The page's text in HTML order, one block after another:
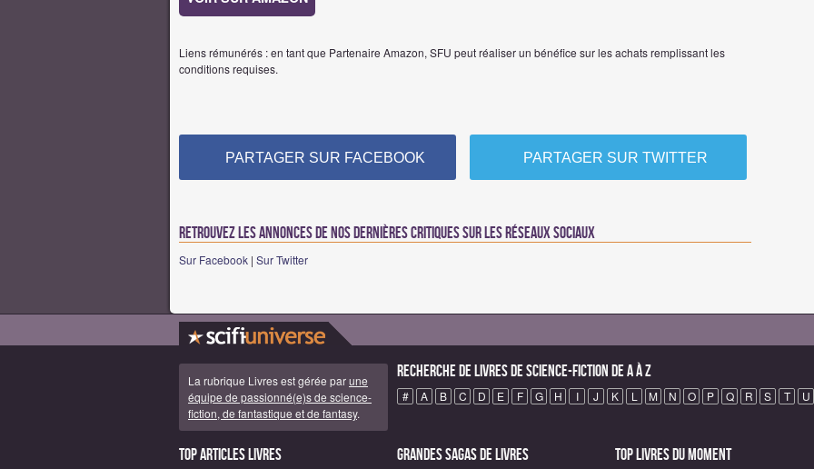
Liens rémunérés : en tant que Partenaire Amazon, SFU peut réaliser un bénéfice sur les achats remplissant les
conditions requises.
PARTAGER SUR FACEBOOK PARTAGER SUR TWITTER
Retrouvez les annonces de nos dernières critiques sur les réseaux sociaux
Sur Facebook | Sur Twitter
La rubrique Livres est gérée parune
équipe de passionné(e)s de science-
fiction, de fantastique et de fantasy.
Recherche de Livres de science-fiction de A à Z
# A B C D E F G H I J K L M N O P Q R S T U
Top articles Livres Grandes sagas de Livres Top Livres du moment